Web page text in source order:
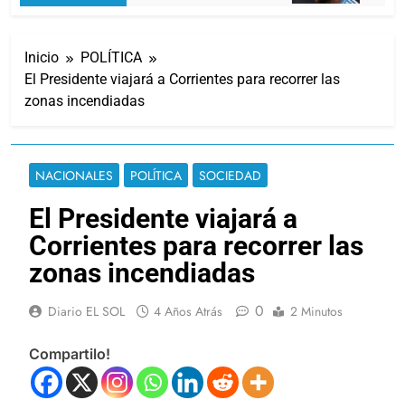
Inicio
POLÍTICA
El Presidente viajará a Corrientes para recorrer las
zonas incendiadas
NACIONALES POLÍTICA SOCIEDAD
El Presidente viajará a
Corrientes para recorrer las
zonas incendiadas
Diario EL SOL 4 Años Atrás 0 2 Minutos
Compartilo!